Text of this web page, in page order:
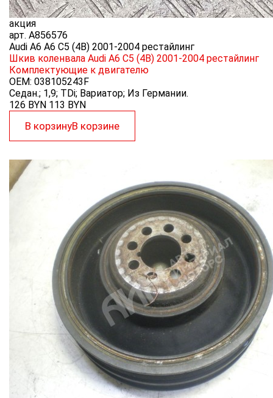
акция
арт. A856576
Audi A6 A6 C5 (4B) 2001-2004 рестайлинг
Шкив коленвала Audi A6 C5 (4B) 2001-2004 рестайлинг
Комплектующие к двигателю
OEM: 038105243F
Седан.; 1,9; TDi; Вариатор; Из Германии.
126 BYN 113 BYN
В корзинуВ корзине